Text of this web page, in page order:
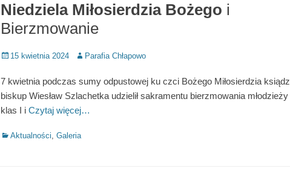
Niedziela Miłosierdzia Bożego i
Bierzmowanie
Posted
15 kwietnia 2024 Author
Parafia Chłapowo
7 kwietnia podczas sumy odpustowej ku czci Bożego Miłosierdzia ksiądz
biskup Wiesław Szlachetka udzielił sakramentu bierzmowania młodzieży
klas I i Czytaj więcej…
Categories
Aktualności, Galeria